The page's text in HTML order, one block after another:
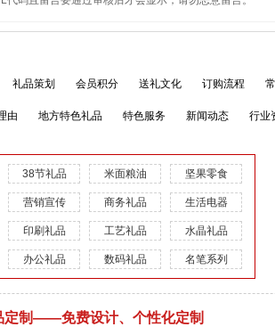
礼品策划 会员积分 送礼文化 订购流程
由 地方特色礼品 特色服务 新闻动态 行业
38节礼品 米面粮油 坚果零食
营销宣传 商务礼品 生活电器
印刷礼品 工艺礼品 水晶礼品
办公礼品 数码礼品 名笔系列
定制——免费设计、个性化定制